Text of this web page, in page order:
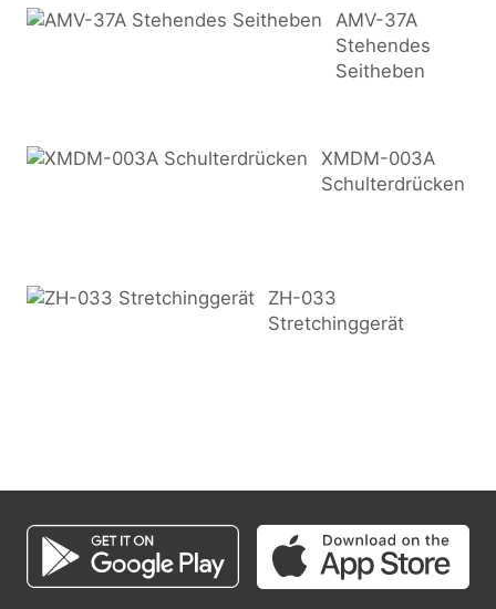
AMV-37A
Stehendes
Seitheben
XMDM-003A
Schulterdrücken
ZH-033
Stretchinggerät